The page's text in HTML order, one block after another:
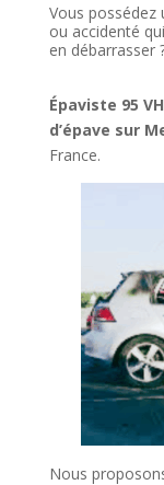
Vous possédez
ou accidenté
en débarrasser
Épaviste 95
d’épave sur
France.
Nous